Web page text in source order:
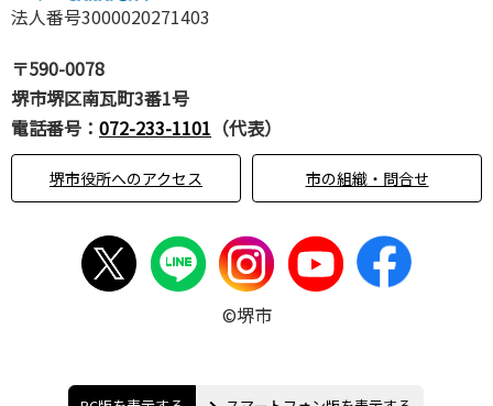
法人番号3000020271403
〒590-0078
堺市堺区南瓦町3番1号
電話番号： 072-233-1101 （代表）
堺市役所へのアクセス 市の組織・問合せ
©堺市